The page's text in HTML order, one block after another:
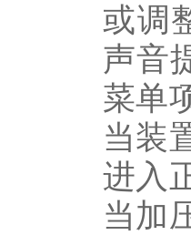
或调
声音
菜单
当装
进入
当加